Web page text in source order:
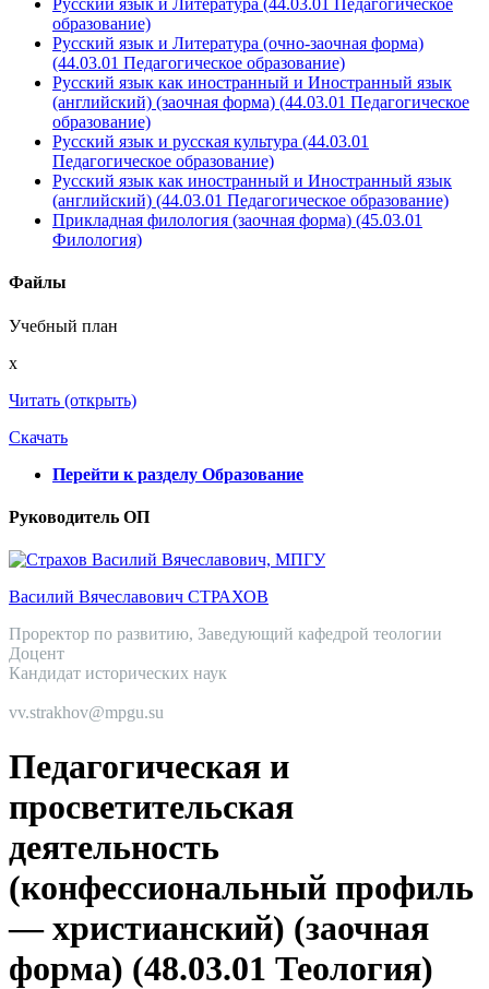
Русский язык и Литература (44.03.01 Педагогическое
образование)
Русский язык и Литература (очно-заочная форма)
(44.03.01 Педагогическое образование)
Русский язык как иностранный и Иностранный язык
(английский) (заочная форма) (44.03.01 Педагогическое
образование)
Русский язык и русская культура (44.03.01
Педагогическое образование)
Русский язык как иностранный и Иностранный язык
(английский) (44.03.01 Педагогическое образование)
Прикладная филология (заочная форма) (45.03.01
Филология)
Файлы
Учебный план
x
Читать (открыть)
Скачать
Перейти к разделу Образование
Руководитель ОП
Василий Вячеславович СТРАХОВ
Проректор по развитию, Заведующий кафедрой теологии
Доцент
Кандидат исторических наук
vv.strakhov@mpgu.su
Педагогическая и
просветительская
деятельность
(конфессиональный профиль
— христианский) (заочная
форма) (48.03.01 Теология)